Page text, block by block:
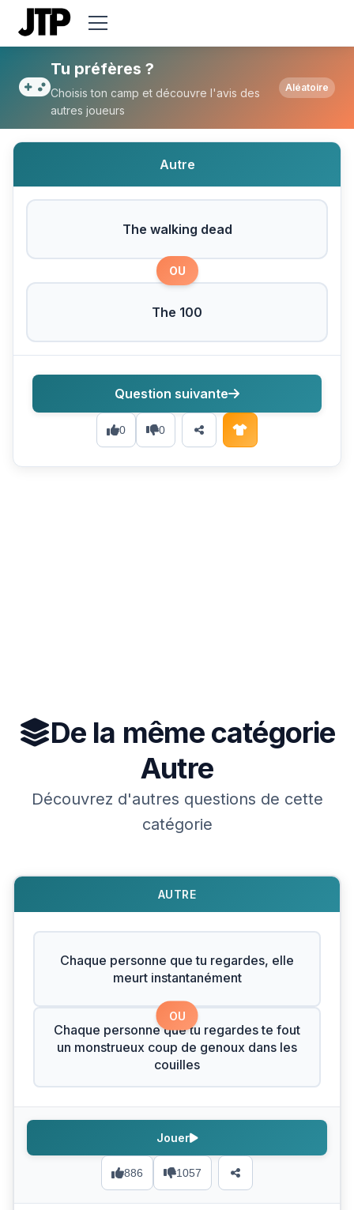
Tu préfères The walking dead ou The
Tu préfères ?
Choisis ton camp et découvre l'avis des
autres joueurs
Aléatoire
Autre
The walking dead
OU
The 100
0 0
Question suivante
De la même catégorie
Autre
Découvrez d'autres questions de cette
catégorie
AUTRE
Chaque personne que tu regardes, elle
meurt instantanément
OU
Chaque personne que tu regardes te fout
un monstrueux coup de genoux dans les
couilles
886 1057
Jouer